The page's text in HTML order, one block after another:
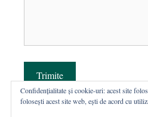
Trimite
Confidențialitate și cookie-uri: acest site
folosești acest site web, ești de acord cu